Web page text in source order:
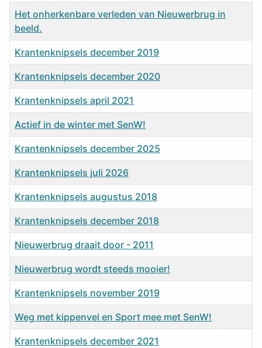
Het onherkenbare verleden van Nieuwerbrug in
beeld.
Krantenknipsels december 2019
Krantenknipsels december 2020
Krantenknipsels april 2021
Actief in de winter met SenW!
Krantenknipsels december 2025
Krantenknipsels juli 2026
Krantenknipsels augustus 2018
Krantenknipsels december 2018
Nieuwerbrug draait door - 2011
Nieuwerbrug wordt steeds mooier!
Krantenknipsels november 2019
Weg met kippenvel en Sport mee met SenW!
Krantenknipsels december 2021